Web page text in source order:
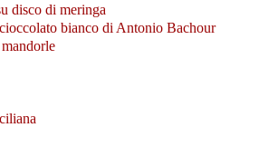
disco di meringa
bianco di Antonio Bachour